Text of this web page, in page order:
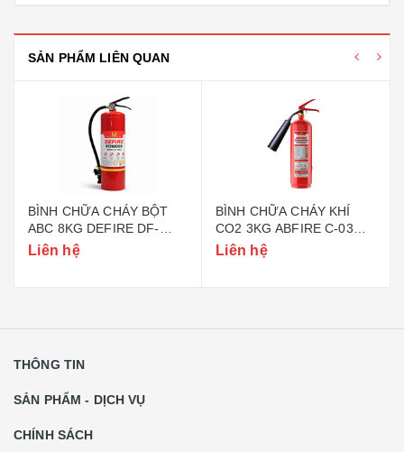
SẢN PHẨM LIÊN QUAN
BÌNH CHỮA CHÁY BỘT
ABC 8KG DEFIRE DF-
ABC8 (BỘ CÔNG AN)
Liên hệ
BÌNH CHỮA CHÁY KHÍ
CO2 3KG ABFIRE C-03
(TEM BỘ CÔNG AN)
Liên hệ
THÔNG TIN
SẢN PHẨM - DỊCH VỤ
CHÍNH SÁCH